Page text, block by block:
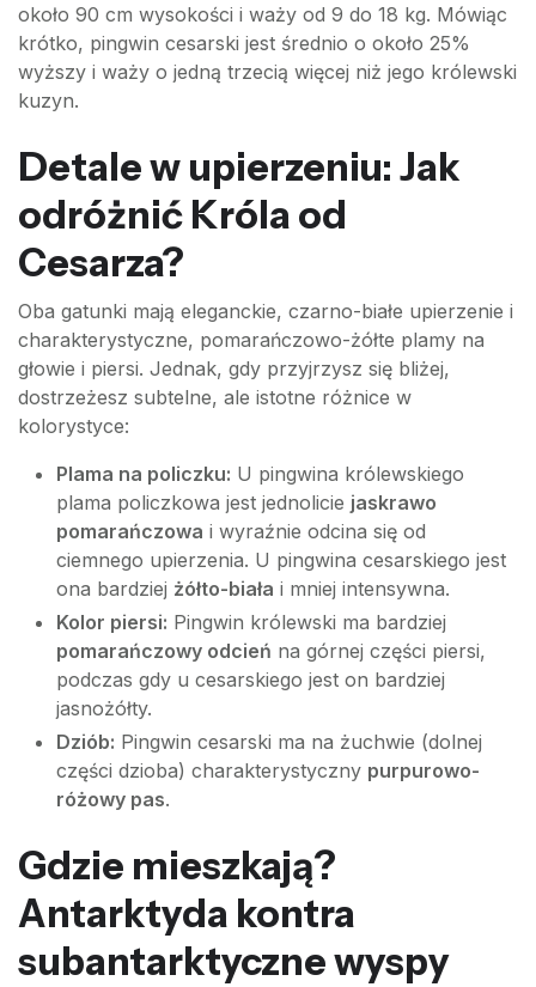
około 90 cm wysokości i waży od 9 do 18 kg. Mówiąc
krótko, pingwin cesarski jest średnio o około 25%
wyższy i waży o jedną trzecią więcej niż jego królewski
kuzyn.
Detale w upierzeniu: Jak
odróżnić Króla od
Cesarza?
Oba gatunki mają eleganckie, czarno-białe upierzenie i
charakterystyczne, pomarańczowo-żółte plamy na
głowie i piersi. Jednak, gdy przyjrzysz się bliżej,
dostrzeżesz subtelne, ale istotne różnice w
kolorystyce:
Plama na policzku: U pingwina królewskiego
plama policzkowa jest jednolicie jaskrawo
pomarańczowa i wyraźnie odcina się od
ciemnego upierzenia. U pingwina cesarskiego jest
ona bardziej żółto-biała i mniej intensywna.
Kolor piersi: Pingwin królewski ma bardziej
pomarańczowy odcień na górnej części piersi,
podczas gdy u cesarskiego jest on bardziej
jasnożółty.
Dziób: Pingwin cesarski ma na żuchwie (dolnej
części dzioba) charakterystyczny purpurowo-
różowy pas.
Gdzie mieszkają?
Antarktyda kontra
subantarktyczne wyspy